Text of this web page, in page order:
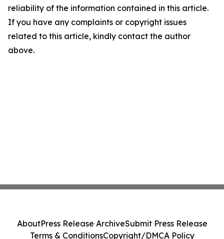
reliability of the information contained in this article.
If you have any complaints or copyright issues
related to this article, kindly contact the author
above.
AboutPress Release ArchiveSubmit Press Release
Terms & ConditionsCopyright/DMCA Policy